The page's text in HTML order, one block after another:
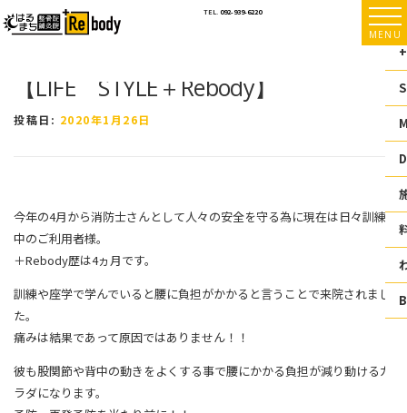
ン
TEL. 092-939-6220
MENU
【LIFE STYLE＋Rebody】
投稿日: 2020年1月26日
今年の4月から消防士さんとして人々の安全を守る為に現在は日々訓練
中のご利用者様。
＋Rebody歴は4ヵ月です。
訓練や座学で学んでいると腰に負担がかかると言うことで来院されまし
た。
痛みは結果であって原因ではありません！！
彼も股関節や背中の動きをよくする事で腰にかかる負担が減り動けるカ
ラダになります。